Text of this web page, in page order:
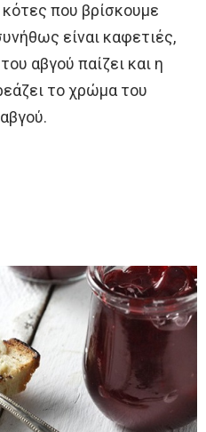
κότες που βρίσκουμε
είναι καφετιές,
αβγού παίζει και η
το χρώμα του